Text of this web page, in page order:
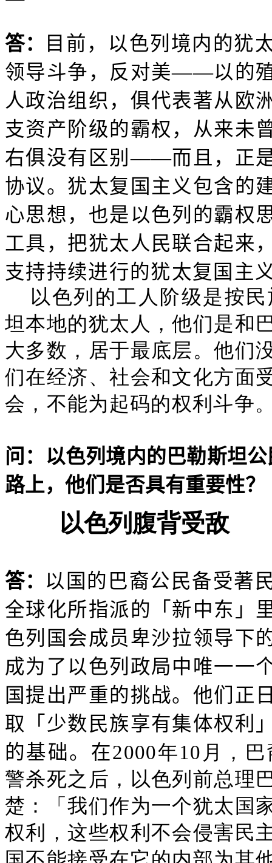
答：
目前，以色列境内的犹
领导斗争，反对美——以的
人政治组织，俱代表著从欧
支资产阶级的霸权，从来未
右俱没有区别——而且，正
协议。犹太复国主义包含的
心思想，也是以色列的霸权
工具，把犹太人民联合起来
支持持续进行的犹太复国主
以色列的工人阶级是按
坦本地的犹太人，他们是和
大多数，居于最底层。他们
们在经济、社会和文化方面
会，不能为起码的权利斗争
问：以色列境内的巴勒斯坦
路上，他们是否具有重要性？
以色列腹背受敌
答： 以国的巴裔公民备受著
全球化所指派的「新中东」
色列国会成员卑沙拉领导下
成为了以色列政局中唯一一
国提出严重的挑战。他们正
取「少数民族享有集体权利
的基础。在2000年10月，
警杀死之后，以色列前总理
楚：「我们作为一个犹太国
权利，这些权利不会侵害民